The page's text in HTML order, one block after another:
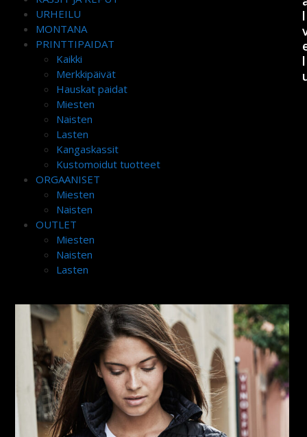
URHEILU
MONTANA
PRINTTIPAIDAT
Kaikki
Merkkipäivät
Hauskat paidat
Miesten
Naisten
Lasten
Kangaskassit
Kustomoidut tuotteet
ORGAANISET
Miesten
Naisten
OUTLET
Miesten
Naisten
Lasten
l
l